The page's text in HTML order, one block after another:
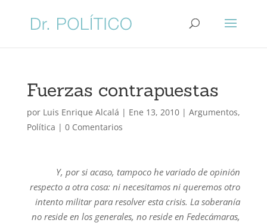
Fuerzas contrapuestas
por Luis Enrique Alcalá | Ene 13, 2010| Argumentos,
Política | 0 Comentarios
Y, por si acaso, tampoco he variado de opinión
respecto a otra cosa: ni necesitamos ni queremos otro
intento militar para resolver esta crisis. La soberanía
no reside en los generales, no reside en Fedecámaras,